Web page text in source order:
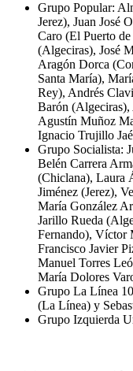
Grupo Popular:
Jerez), Juan José
Caro (El Puerto
(Algeciras), José
Aragón Dorca
Santa María),
Rey), Andrés
Barón (Algeciras),
Agustín Muñoz
Ignacio Trujillo
Grupo Socialista:
Belén Carrera
(Chiclana), Laura
Jiménez (Jerez),
María González
Jarillo Rueda
Fernando), Víctor
Francisco Javier
Manuel Torres
María Dolores
Grupo La Línea
(La Línea) y
Grupo Izquierda